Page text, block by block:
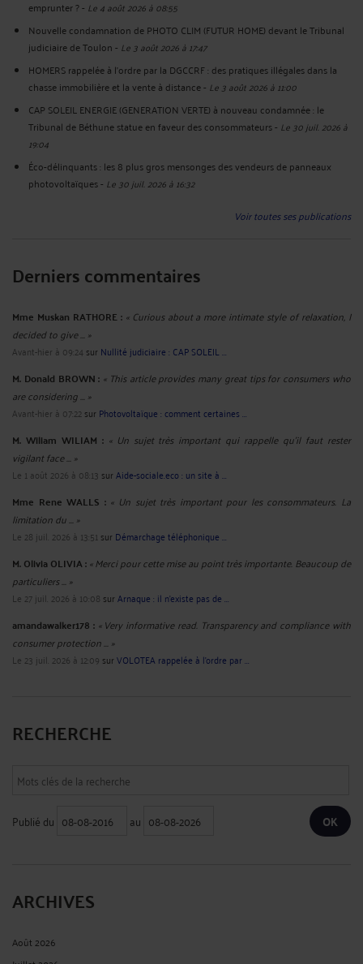
emprunter ?- Le 4 août 2026 à 08:55
Nouvelle condamnation de PHOTO CLIM (FUTUR HOME) devant le Tribunal
judiciaire de Toulon- Le 3 août 2026 à 17:47
HOMERS rappelée à l'ordre par la DGCCRF : des pratiques illégales dans la
chasse immobilière et la vente à distance- Le 3 août 2026 à 11:00
CAP SOLEIL ENERGIE (GENERATION VERTE) à nouveau condamnée : le
Tribunal de Béthune statue en faveur des consommateurs- Le 30 juil. 2026 à
19:04
Éco-délinquants : les 8 plus gros mensonges des vendeurs de panneaux
photovoltaïques- Le 30 juil. 2026 à 16:32
Voir toutes ses publications
Derniers commentaires
Mme Muskan RATHORE : « Curious about a more intimate style of relaxation, I
decided to give ... »
Avant-hier à 09:24 sur Nullité judiciaire : CAP SOLEIL ...
M. Donald BROWN : « This article provides many great tips for consumers who
are considering ... »
Avant-hier à 07:22sur Photovoltaïque : comment certaines ...
M. Wiliam WILIAM : « Un sujet très important qui rappelle qu’il faut rester
vigilant face ... »
Le 1 août 2026 à 08:13 surAide-sociale.eco : un site à ...
Mme Rene WALLS : « Un sujet très important pour les consommateurs. La
limitation du ... »
Le 28 juil. 2026 à 13:51 sur Démarchage téléphonique ...
M. Olivia OLIVIA :« Merci pour cette mise au point très importante. Beaucoup de
particuliers ... »
Le 27 juil. 2026 à 10:08 surArnaque : il n'existe pas de ...
amandawalker178 : « Very informative read. Transparency and compliance with
consumer protection ... »
Le 23 juil. 2026 à 12:09 surVOLOTEA rappelée à l’ordre par ...
RECHERCHE
Publié du au
ARCHIVES
Août 2026